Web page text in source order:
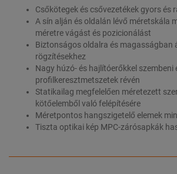
Csőkötegek és csővezetékek gyors és
A sín alján és oldalán lévő méretskála
méretre vágást és pozicionálást
Biztonságos oldalra és magasságban
rögzítésekhez
Nagy húzó- és hajlítóerőkkel szembeni
profilkeresztmetszetek révén
Statikailag megfelelően méretezett
kötőelemből való felépítésére
Méretpontos hangszigetelő elemek
Tiszta optikai kép MPC-zárósapkák